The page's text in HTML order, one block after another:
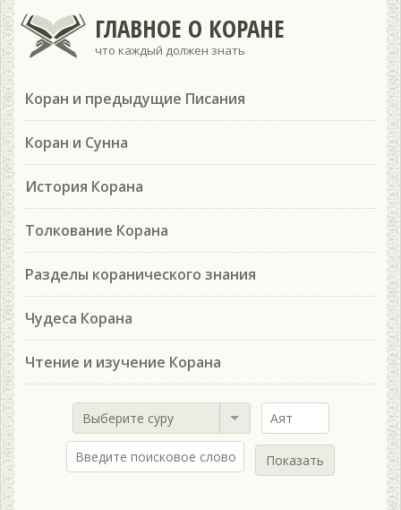
ГЛАВНОЕ О КОРАНЕ
что каждый должен знать
Коран и предыдущие Писания
Коран и Сунна
История Корана
Толкование Корана
Разделы коранического знания
Чудеса Корана
Чтение и изучение Корана
Выберите суру
Показать